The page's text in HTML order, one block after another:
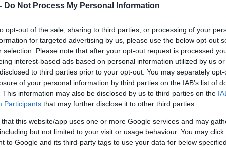
Do Not Process My Personal Information
opt-out of the sale, sharing to third parties, or processing of your
for targeted advertising by us, please use the below opt-out
selection. Please note that after your opt-out request is processed
interest-based ads based on personal information utilized by us
to third parties prior to your opt-out. You may separately
of your personal information by third parties on the IAB’s list of
This information may also be disclosed by us to third parties on the
Participants that may further disclose it to other third parties.
that this website/app uses one or more Google services and may
but not limited to your visit or usage behaviour. You may
to Google and its third-party tags to use your data for below
η απόφαση των δικαστικών αρχών
περιοριστικούς όρους της απαγόρευσης
χρηματικής εγγύησης από 5.000 έως
με τις εξηγήσεις που δίνουν οι
που αναμένεται να βρεθεί
την δικογραφία, αρχηγός της ομάδας.
15:04
15:01
14:54